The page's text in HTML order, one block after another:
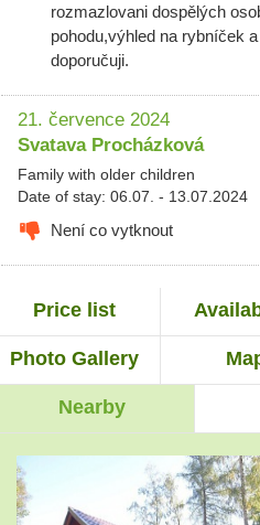
rozmazlovani dospělých
pohodu,výhled na rybníček
doporučuji.
21. července 2024
Svatava Procházková
Family with older children
Date of stay: 06.07. - 13.07.2024
Není co vytknout
Price list
Photo Gallery
Nearby